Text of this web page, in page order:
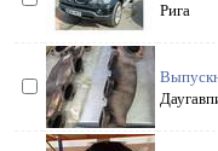
Рига